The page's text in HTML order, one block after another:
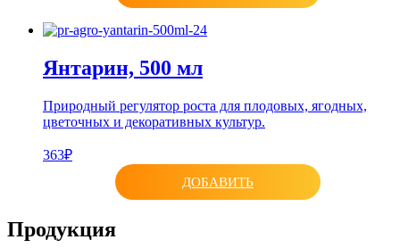
Янтарин, 500 мл
Природный регулятор роста для плодовых, ягодных,
цветочных и декоративных культур.
363₽
ДОБАВИТЬ
Продукция